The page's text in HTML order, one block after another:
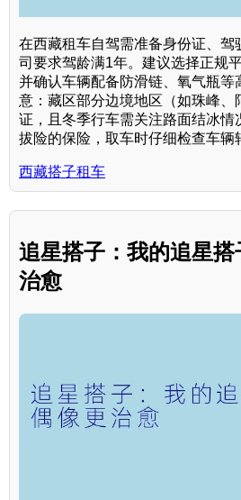
在西藏租车自驾需准备身份证、驾
司要求驾龄满1年。建议选择正规
并确认车辆配备防滑链、氧气瓶等
意：藏区部分边境地区（如珠峰、
证，且冬季行车需关注路面结冰情
拔险的保险，取车时仔细检查车辆
西藏搭子租车
追星搭子：我的追星
治愈